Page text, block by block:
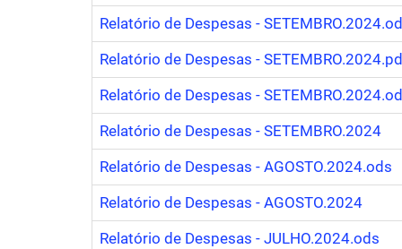
Relatório de Despesas -
Relatório de Despesas -
Relatório de Despesas -
Relatório de Despesas - SETEMBRO.2024
Relatório de Despesas - AGOSTO.2024.ods
Relatório de Despesas - AGOSTO.2024
Relatório de Despesas - JULHO.2024.ods